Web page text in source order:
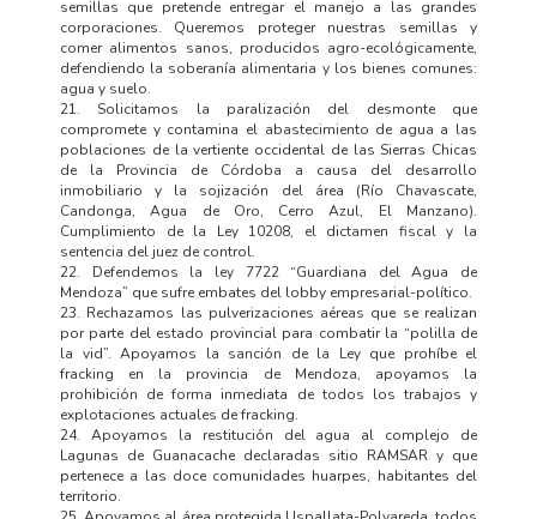
semillas que pretende entregar el manejo a las grandes
corporaciones. Queremos proteger nuestras semillas y
comer alimentos sanos, producidos agro-ecológicamente,
defendiendo la soberanía alimentaria y los bienes comunes:
agua y suelo.
21. Solicitamos la paralización del desmonte que
compromete y contamina el abastecimiento de agua a las
poblaciones de la vertiente occidental de las Sierras Chicas
de la Provincia de Córdoba a causa del desarrollo
inmobiliario y la sojización del área (Río Chavascate,
Candonga, Agua de Oro, Cerro Azul, El Manzano).
Cumplimiento de la Ley 10208, el dictamen fiscal y la
sentencia del juez de control.
22. Defendemos la ley 7722 “Guardiana del Agua de
Mendoza” que sufre embates del lobby empresarial-político.
23. Rechazamos las pulverizaciones aéreas que se realizan
por parte del estado provincial para combatir la “polilla de
la vid”. Apoyamos la sanción de la Ley que prohíbe el
fracking en la provincia de Mendoza, apoyamos la
prohibición de forma inmediata de todos los trabajos y
explotaciones actuales de fracking.
24. Apoyamos la restitución del agua al complejo de
Lagunas de Guanacache declaradas sitio RAMSAR y que
pertenece a las doce comunidades huarpes, habitantes del
territorio.